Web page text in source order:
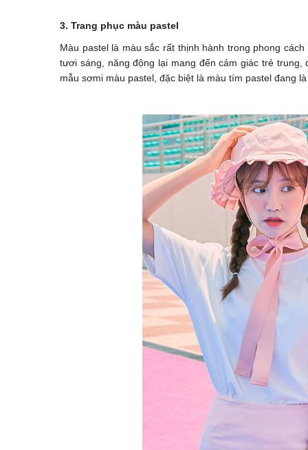
3. Trang phục màu pastel
Màu pastel là màu sắc rất thịnh hành trong phong
tươi sáng, năng động lại mang đến cảm giác trẻ
mẫu sơmi màu pastel, đặc biệt là màu tím pastel đang